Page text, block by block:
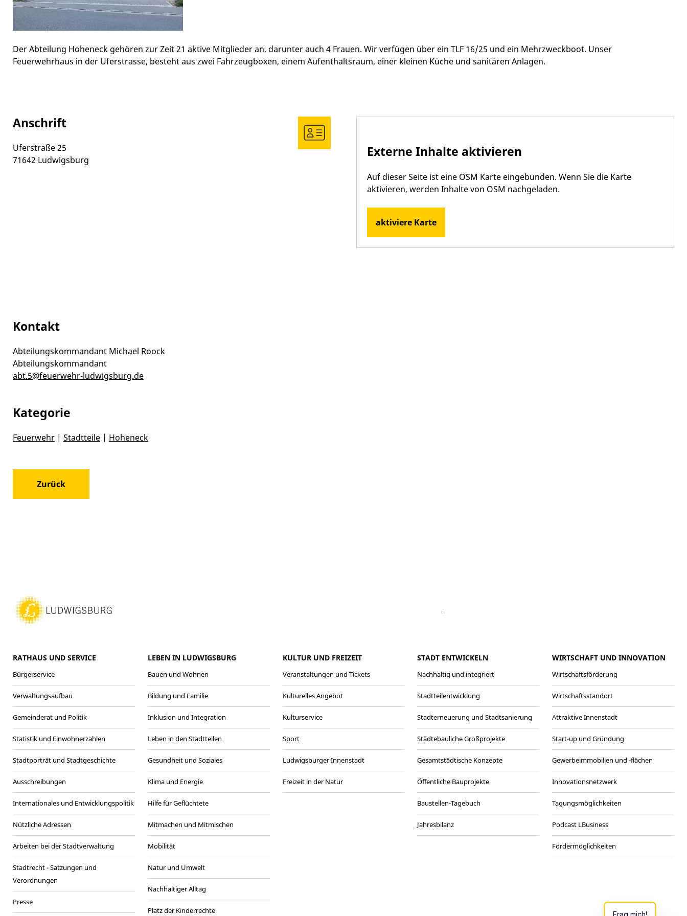
Der Abteilung Hoheneck gehören zur Zeit 21 aktive Mitglieder an, darunter auch 4 Frauen. Wir verfügen über ein TLF 16/25 und ein Mehrzweckboot. Unser
Feuerwehrhaus in der Uferstrasse, besteht aus zwei Fahrzeugboxen, einem Aufenthaltsraum, einer kleinen Küche und sanitären Anlagen.
Anschrift
Uferstraße 25
71642 Ludwigsburg
Externe Inhalte aktivieren
Auf dieser Seite ist eine OSM Karte eingebunden. Wenn Sie die Karte
aktivieren, werden Inhalte von OSM nachgeladen.
aktiviere Karte
Kontakt
Abteilungskommandant Michael Roock
Abteilungskommandant
abt.5@feuerwehr-ludwigsburg.de
Kategorie
Feuerwehr | Stadtteile | Hoheneck
Zurück
LinkedIn
RATHAUS UND SERVICE
Bürgerservice
Verwaltungsaufbau
Gemeinderat und Politik
Statistik und Einwohnerzahlen
Stadtporträt und Stadtgeschichte
Ausschreibungen
Internationales und Entwicklungspolitik
Nützliche Adressen
Arbeiten bei der Stadtverwaltung
Stadtrecht - Satzungen und
Verordnungen
Presse
LEBEN IN LUDWIGSBURG
Bauen und Wohnen
Bildung und Familie
Inklusion und Integration
Leben in den Stadtteilen
Gesundheit und Soziales
Klima und Energie
Hilfe für Geflüchtete
Mitmachen und Mitmischen
Mobilität
Natur und Umwelt
Nachhaltiger Alltag
Platz der Kinderrechte
KULTUR UND FREIZEIT
Veranstaltungen und Tickets
Kulturelles Angebot
Kulturservice
Sport
Ludwigsburger Innenstadt
Freizeit in der Natur
STADT ENTWICKELN
Nachhaltig und integriert
Stadtteilentwicklung
Stadterneuerung und Stadtsanierung
Städtebauliche Großprojekte
Gesamtstädtische Konzepte
Öffentliche Bauprojekte
Baustellen-Tagebuch
Jahresbilanz
WIRTSCHAFT UND INNOVATION
Wirtschaftsförderung
Wirtschaftsstandort
Attraktive Innenstadt
Start-up und Gründung
Gewerbeimmobilien und -flächen
Innovationsnetzwerk
Tagungsmöglichkeiten
Podcast LBusiness
Fördermöglichkeiten